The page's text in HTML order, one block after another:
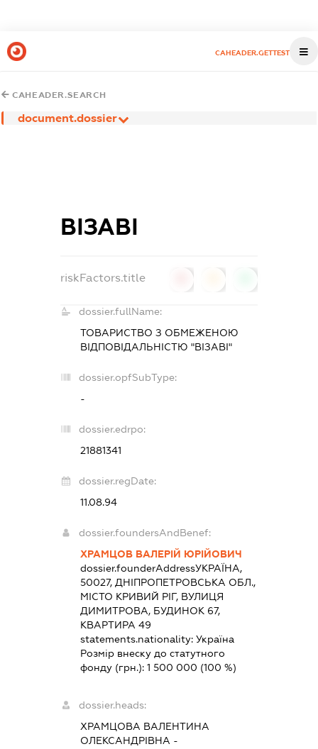
CAHEADER.GETTEST
CAHEADER.SEARCH
document.dossier
ВІЗАВІ
riskFactors.title
dossier.fullName:
ТОВАРИСТВО З ОБМЕЖЕНОЮ
ВІДПОВІДАЛЬНІСТЮ "ВІЗАВІ"
dossier.opfSubType:
-
dossier.edrpo:
21881341
dossier.regDate:
11.08.94
dossier.foundersAndBenef:
ХРАМЦОВ ВАЛЕРІЙ ЮРІЙОВИЧ
dossier.founderAddressУКРАЇНА,
50027, ДНІПРОПЕТРОВСЬКА ОБЛ.,
МІСТО КРИВИЙ РІГ, ВУЛИЦЯ
ДИМИТРОВА, БУДИНОК 67,
КВАРТИРА 49
statements.nationality: Україна
Розмір внеску до статутного
фонду (грн.): 1 500 000 (100 %)
dossier.heads:
ХРАМЦОВА ВАЛЕНТИНА
ОЛЕКСАНДРІВНА -